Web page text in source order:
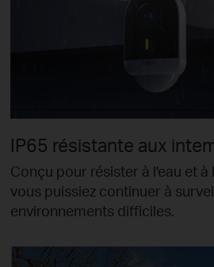
IP65 résistante aux
Conçu pour résister à l'eau et
vous puissiez continuer à
environnements difficiles.